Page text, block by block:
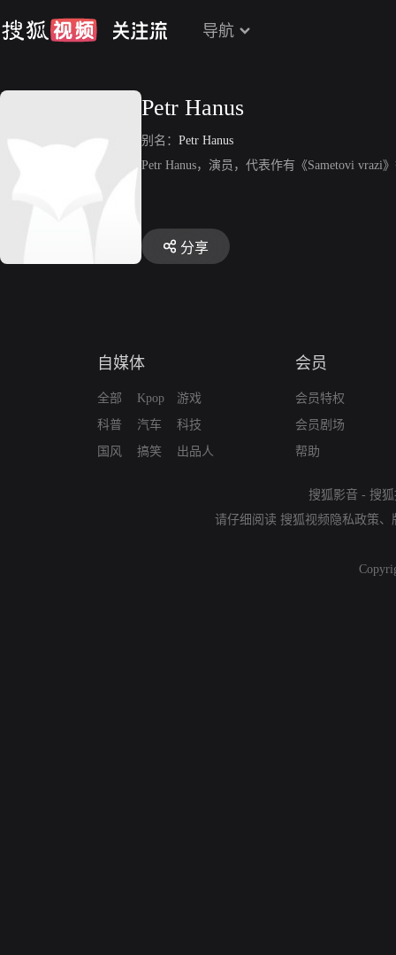
导航
Petr Hanus
别名： Petr Hanus
Petr Hanus，演员，代表作有《Sametovi vrazi
分享
自媒体
全部
科普
国风
Kpop
汽车
搞笑
游戏
科技
出品人
会员
会员特权
会员剧场
帮助
搜狐影音 - 搜
请仔细阅读 搜狐视频隐私政策、